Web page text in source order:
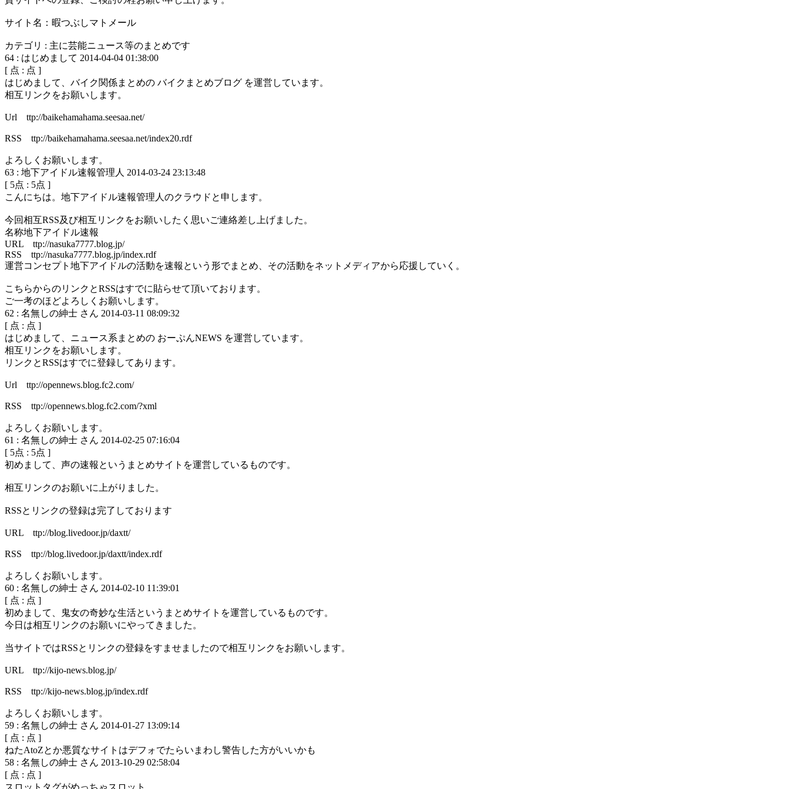
サイト名：暇つぶしマトメール
カテゴリ : 主に芸能ニュース等のまとめです
64 : はじめまして 2014-04-04 01:38:00
[ 点 : 点 ]
はじめまして、バイク関係まとめの バイクまとめブログ を運営しています。
相互リンクをお願いします。
Url ttp://baikehamahama.seesaa.net/
RSS ttp://baikehamahama.seesaa.net/index20.rdf
よろしくお願いします。
63 : 地下アイドル速報管理人 2014-03-24 23:13:48
[ 5点 : 5点 ]
こんにちは。地下アイドル速報管理人のクラウドと申します。
今回相互RSS及び相互リンクをお願いしたく思いご連絡差し上げました。
名称地下アイドル速報
URL ttp://nasuka7777.blog.jp/
RSS ttp://nasuka7777.blog.jp/index.rdf
運営コンセプト地下アイドルの活動を速報という形でまとめ、その活動をネットメディアから応援していく。
こちらからのリンクとRSSはすでに貼らせて頂いております。
ご一考のほどよろしくお願いします。
62 : 名無しの紳士 さん 2014-03-11 08:09:32
[ 点 : 点 ]
はじめまして、ニュース系まとめの おーぷんNEWS を運営しています。
相互リンクをお願いします。
リンクとRSSはすでに登録してあります。
Url ttp://opennews.blog.fc2.com/
RSS ttp://opennews.blog.fc2.com/?xml
よろしくお願いします。
61 : 名無しの紳士 さん 2014-02-25 07:16:04
[ 5点 : 5点 ]
初めまして、声の速報というまとめサイトを運営しているものです。
相互リンクのお願いに上がりました。
RSSとリンクの登録は完了しております
URL ttp://blog.livedoor.jp/daxtt/
RSS ttp://blog.livedoor.jp/daxtt/index.rdf
よろしくお願いします。
60 : 名無しの紳士 さん 2014-02-10 11:39:01
[ 点 : 点 ]
初めまして、鬼女の奇妙な生活というまとめサイトを運営しているものです。
今日は相互リンクのお願いにやってきました。
当サイトではRSSとリンクの登録をすませましたので相互リンクをお願いします。
URL ttp://kijo-news.blog.jp/
RSS ttp://kijo-news.blog.jp/index.rdf
よろしくお願いします。
59 : 名無しの紳士 さん 2014-01-27 13:09:14
[ 点 : 点 ]
ねたAtoZとか悪質なサイトはデフォでたらいまわし警告した方がいいかも
58 : 名無しの紳士 さん 2013-10-29 02:58:04
[ 点 : 点 ]
スロットタグがめっちゃスロット